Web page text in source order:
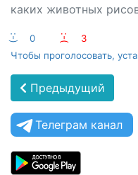
каких животных
:-) 0 :-(
3
Чтобы проголосовать,
Предыдущий
Телеграм канал